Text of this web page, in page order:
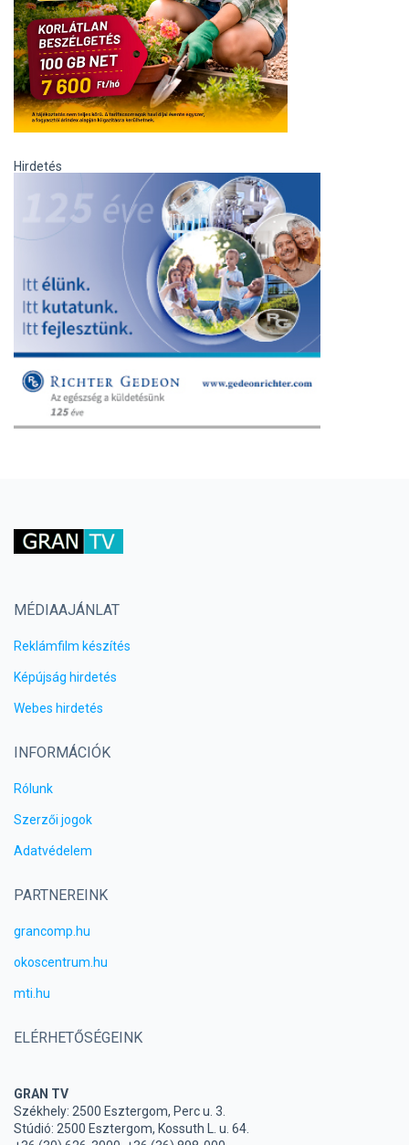
Hirdetés
MÉDIAAJÁNLAT
Reklámfilm készítés
Képújság hirdetés
Webes hirdetés
INFORMÁCIÓK
Rólunk
Szerzői jogok
Adatvédelem
PARTNEREINK
grancomp.hu
okoscentrum.hu
mti.hu
ELÉRHETŐSÉGEINK
GRAN TV
Székhely: 2500 Esztergom, Perc u. 3.
Stúdió: 2500 Esztergom, Kossuth L. u. 64.